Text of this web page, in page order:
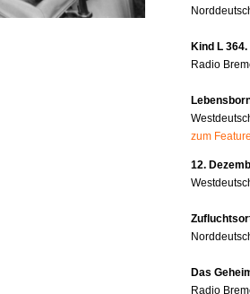
Kind L
Radio
zum
12.
Das
Radio